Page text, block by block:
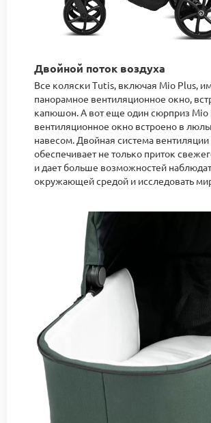
Двойной поток воздуха
Все коляски Tutis, включая Mio Plus,
панорамное вентиляционное окно,
капюшон. А вот еще один сюрприз Mio
вентиляционное окно встроено в
навесом. Двойная система вентиляции
обеспечивает не только приток
и дает больше возможностей
окружающей средой и исследовать